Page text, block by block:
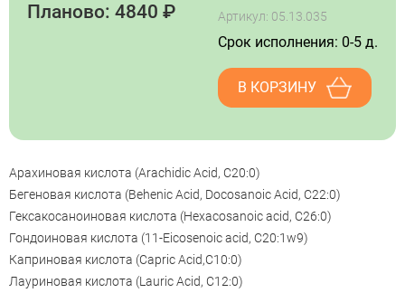
Планово: 4840 ₽ Артикул: 05.13.035
Срок исполнения: 0-5 д.
В КОРЗИНУ
Арахиновая кислота (Arachidic Acid, С20:0)
Бегеновая кислота (Behenic Acid, Docosanoic Acid, С22:0)
Гексакосаноиновая кислота (Hexacosanoic аcid, С26:0)
Гондоиновая кислота (11-Eicosenoic acid, С20:1w9)
Каприновая кислота (Capric Acid,С10:0)
Лауриновая кислота (Lauric Acid, С12:0)